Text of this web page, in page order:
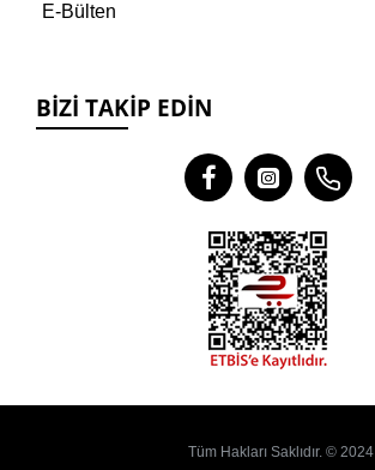
E-Bülten
BIZI TAKIP EDIN
Tüm Hakları Saklıdır. © 2024